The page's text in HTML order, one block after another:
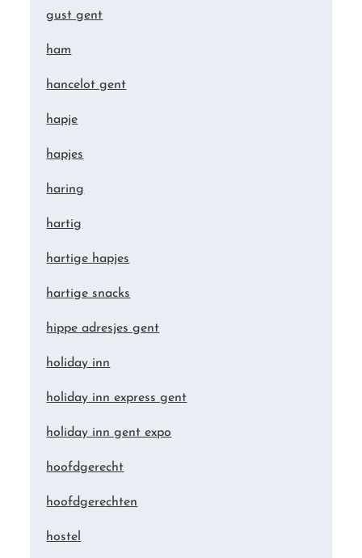
gust gent
ham
hancelot gent
hapje
hapjes
haring
hartig
hartige hapjes
hartige snacks
hippe adresjes gent
holiday inn
holiday inn express gent
holiday inn gent expo
hoofdgerecht
hoofdgerechten
hostel